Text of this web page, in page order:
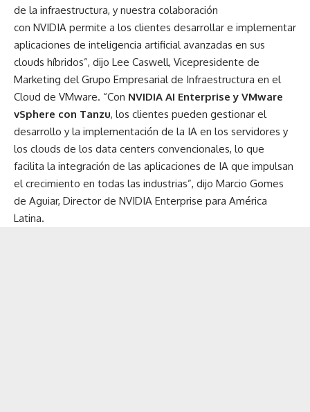
de la infraestructura, y nuestra colaboración
con NVIDIA permite a los clientes desarrollar e implementar
aplicaciones de inteligencia artificial avanzadas en sus
clouds híbridos”, dijo Lee Caswell, Vicepresidente de
Marketing del Grupo Empresarial de Infraestructura en el
Cloud de VMware. “Con NVIDIA AI Enterprise y VMware
vSphere con Tanzu, los clientes pueden gestionar el
desarrollo y la implementación de la IA en los servidores y
los clouds de los data centers convencionales, lo que
facilita la integración de las aplicaciones de IA que impulsan
el crecimiento en todas las industrias”, dijo Marcio Gomes
de Aguiar, Director de NVIDIA Enterprise para América
Latina.